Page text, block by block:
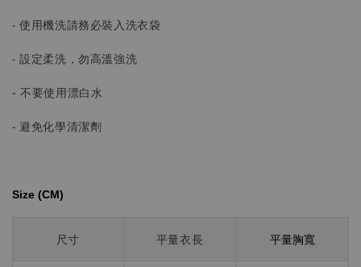
- 使用機洗請務必裝入洗衣袋
- 設定柔洗，勿高溫強洗
-不要使用漂白水
- 避免化學清潔劑
Size (CM)⁡⁡
尺寸 平量衣長 平量胸寬